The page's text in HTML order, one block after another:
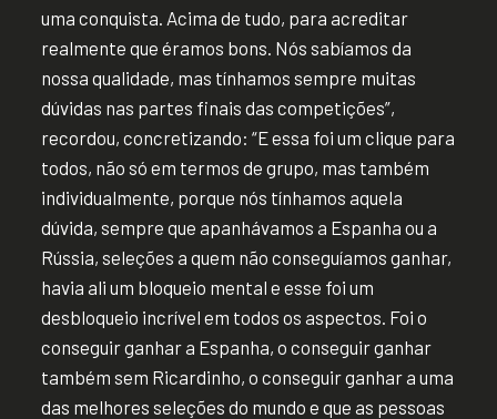
uma conquista. Acima de tudo, para acreditar
realmente que éramos bons. Nós sabíamos da
nossa qualidade, mas tínhamos sempre muitas
dúvidas nas partes finais das competições”,
recordou, concretizando: “E essa foi um clique para
todos, não só em termos de grupo, mas também
individualmente, porque nós tínhamos aquela
dúvida, sempre que apanhávamos a Espanha ou a
Rússia, seleções a quem não conseguíamos ganhar,
havia ali um bloqueio mental e esse foi um
desbloqueio incrível em todos os aspectos. Foi o
conseguir ganhar a Espanha, o conseguir ganhar
também sem Ricardinho, o conseguir ganhar a uma
das melhores seleções do mundo e que as pessoas